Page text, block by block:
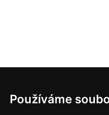
Používáme